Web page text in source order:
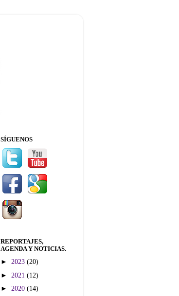
SÍGUENOS
REPORTAJES,
AGENDA Y NOTICIAS.
► 2023 (20)
► 2021 (12)
► 2020 (14)